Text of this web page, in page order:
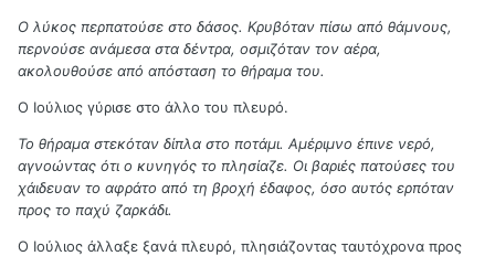
Ο λύκος περπατούσε στο δάσος. Κρυβόταν πίσω από θάμνους,
περνούσε ανάμεσα στα δέντρα, οσμιζόταν τον αέρα,
ακολουθούσε από απόσταση το θήραμα του.
Ο Ιούλιος γύρισε στο άλλο του πλευρό.
Το θήραμα στεκόταν δίπλα στο ποτάμι. Αμέριμνο έπινε νερό,
αγνοώντας ότι ο κυνηγός το πλησίαζε. Οι βαριές πατούσες του
χάιδευαν το αφράτο από τη βροχή έδαφος, όσο αυτός ερπόταν
προς το παχύ ζαρκάδι.
Ο Ιούλιος άλλαξε ξανά πλευρό, πλησιάζοντας ταυτόχρονα προς